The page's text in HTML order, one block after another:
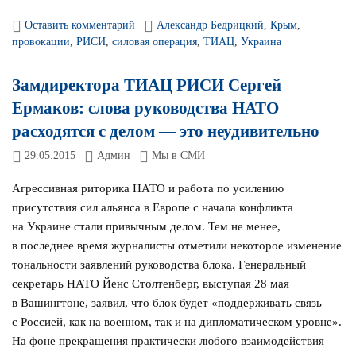
Оставить комментарий Александр Бедрицкий ,Крым
провокации ,РИСИ ,силовая операция ,ТИАЦ ,Украина
Замдиректора ТИАЦ РИСИ Сергей
Ермаков: слова руководства НАТО
расходятся с делом — это неудивительно
29.05.2015 Админ Мы в СМИ
Агрессивная риторика НАТО и работа по усилению
присутствия сил альянса в Европе с начала конфликта
на Украине стали привычным делом. Тем не менее,
в последнее время журналисты отметили некоторое изменение
тональности заявлений руководства блока. Генеральный
секретарь НАТО Йенс Столтенберг, выступая 28 мая
в Вашингтоне, заявил, что блок будет «поддерживать связь
с Россией, как на военном, так и на дипломатическом уровне».
На фоне прекращения практически любого взаимодействия